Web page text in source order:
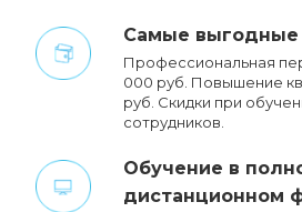
Cамые
Профессиональная
000 руб. Повышение
руб. Cкидки при
сотрудников.
Обучение в
дистанционном